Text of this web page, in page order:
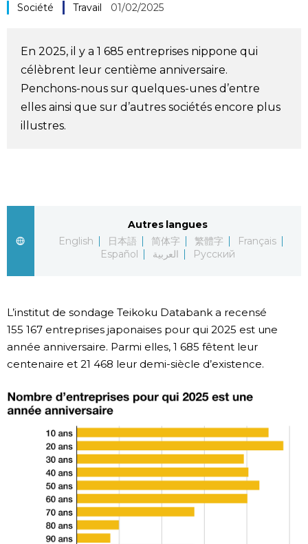
Gastronomie
Le japonais
Images
Tokyo
Société Travail 01/02/2025
En 2025, il y a 1 685 entreprises nippone qui
célèbrent leur centième anniversaire.
Penchons-nous sur quelques-unes d’entre
elles ainsi que sur d’autres sociétés encore plus
illustres.
Autres langues
English
日本語 简体字 繁體字
Français
Español
العربية Русский
L’institut de sondage Teikoku Databank a recensé
155 167 entreprises japonaises pour qui 2025 est une
année anniversaire. Parmi elles, 1 685 fêtent leur
centenaire et 21 468 leur demi-siècle d’existence.